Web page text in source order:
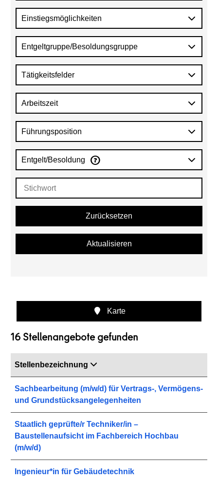
Einstiegsmöglichkeiten
Entgeltgruppe/Besoldungsgruppe
Tätigkeitsfelder
Arbeitszeit
Führungsposition
Entgelt/Besoldung
Zurücksetzen
Aktualisieren
Karte
16 Stellenangebote gefunden
Stellenbezeichnung
Sachbearbeitung (m/w/d) für Vertrags-, Vermögens-
und Grundstücksangelegenheiten
Staatlich geprüfte/r Techniker/in –
Baustellenaufsicht im Fachbereich Hochbau
(m/w/d)
Ingenieur*in für Gebäudetechnik